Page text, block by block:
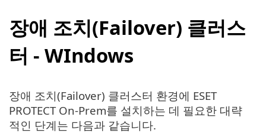
장애 조치(Failover) 클러스
터 - WIndows
장애 조치(Failover) 클러스터 환경에 ESET
PROTECT On-Prem를 설치하는 데 필요한 대략
적인 단계는 다음과 같습니다.